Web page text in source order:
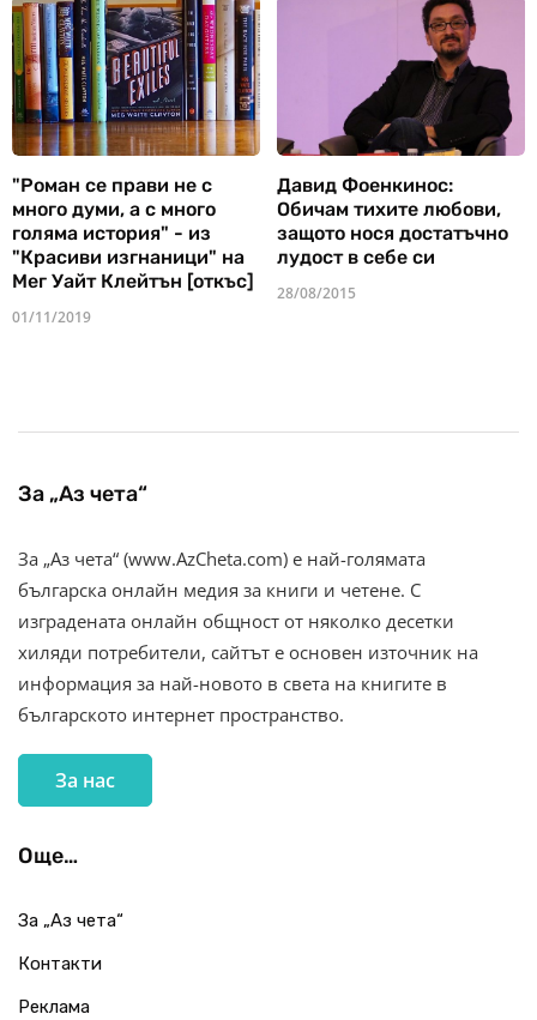
"Роман се прави не с
много думи, а с много
голяма история" - из
"Красиви изгнаници" на
Мег Уайт Клейтън [откъс]
01/11/2019
Давид Фоенкинос:
Обичам тихите любови,
защото нося достатъчно
лудост в себе си
28/08/2015
За „Аз чета“
За „Аз чета“ (www.AzCheta.com) е най-голямата
българска онлайн медия за книги и четене. С
изградената онлайн общност от няколко десетки
хиляди потребители, сайтът е основен източник на
информация за най-новото в света на книгите в
българското интернет пространство.
За нас
Още…
За „Аз чета“
Контакти
Реклама